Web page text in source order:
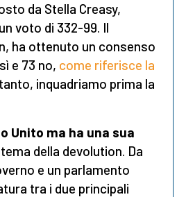
da Stella Creasy,
voto di 332-99. Il
ha ottenuto un consenso
e 73 no, come riferisce la
inquadriamo prima la
Unito ma ha una sua
della devolution. Da
e un parlamento
tra i due principali